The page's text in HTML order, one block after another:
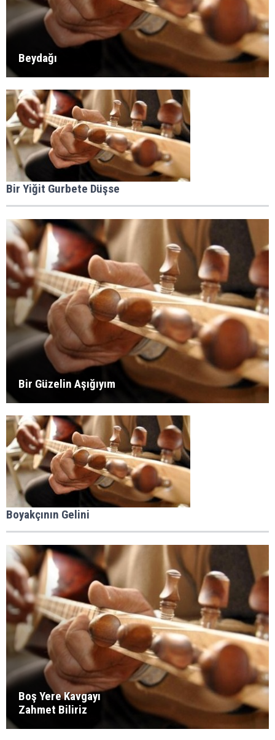
Beydağı
Bir Yiğit Gurbete Düşse
Bir Güzelin Aşığıyım
Boyakçının Gelini
Boş Yere Kavgayı
Zahmet Biliriz